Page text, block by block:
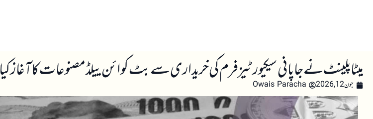
میٹاپلینٹ نے جاپانی سیکیورٹیز فرم کی خریداری سے بٹ کوائن ییلڈ مصنوعات کا آغاز کیا
جون 12, 2026 Owais Paracha